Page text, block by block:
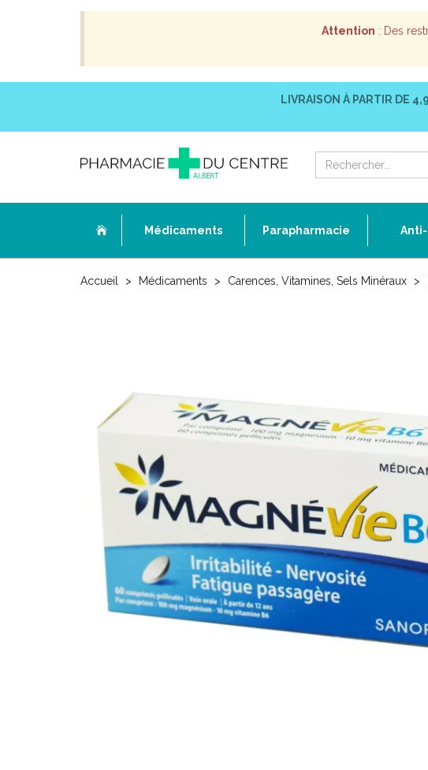
Attention : Des
LIVRAISON À PARTIR DE
Médicaments Parapharmacie
Accueil Médicaments Carences, Vitamines, Sels Minéraux